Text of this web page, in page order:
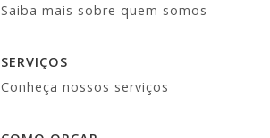
Saiba mais sobre quem somos
SERVIÇOS
Conheça nossos serviços